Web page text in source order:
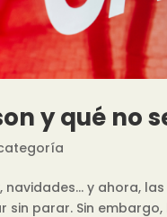
y qué no
navidades… y ahora,
sin parar. Sin